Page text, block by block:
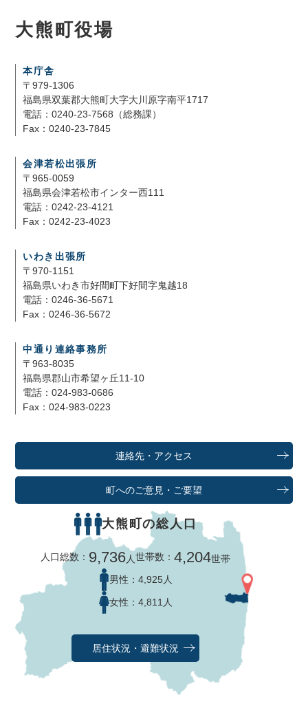
大熊町役場
本庁舎
〒979-1306
福島県双葉郡大熊町大字大川原字南平1717
電話：0240-23-7568（総務課）
Fax：0240-23-7845
会津若松出張所
〒965-0059
福島県会津若松市インター西111
電話：0242-23-4121
Fax：0242-23-4023
いわき出張所
〒970-1151
福島県いわき市好間町下好間字鬼越18
電話：0246-36-5671
Fax：0246-36-5672
中通り連絡事務所
〒963-8035
福島県郡山市希望ヶ丘11-10
電話：024-983-0686
Fax：024-983-0223
連絡先・アクセス
町へのご意見・ご要望
大熊町の総人口
人口総数： 9,736人世帯数：4,204世帯
男性： 4,925人
女性： 4,811人
居住状況・避難状況